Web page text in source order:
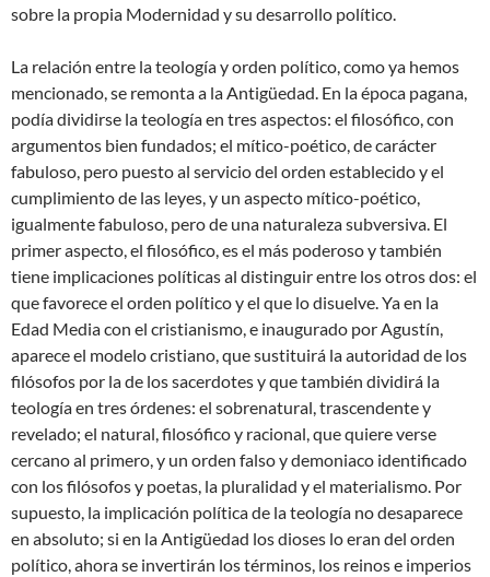
sobre la propia Modernidad y su desarrollo político.
La relación entre la teología y orden político, como ya hemos
mencionado, se remonta a la Antigüedad. En la época pagana,
podía dividirse la teología en tres aspectos: el filosófico, con
argumentos bien fundados; el mítico-poético, de carácter
fabuloso, pero puesto al servicio del orden establecido y el
cumplimiento de las leyes, y un aspecto mítico-poético,
igualmente fabuloso, pero de una naturaleza subversiva. El
primer aspecto, el filosófico, es el más poderoso y también
tiene implicaciones políticas al distinguir entre los otros dos: el
que favorece el orden político y el que lo disuelve. Ya en la
Edad Media con el cristianismo, e inaugurado por Agustín,
aparece el modelo cristiano, que sustituirá la autoridad de los
filósofos por la de los sacerdotes y que también dividirá la
teología en tres órdenes: el sobrenatural, trascendente y
revelado; el natural, filosófico y racional, que quiere verse
cercano al primero, y un orden falso y demoniaco identificado
con los filósofos y poetas, la pluralidad y el materialismo. Por
supuesto, la implicación política de la teología no desaparece
en absoluto; si en la Antigüedad los dioses lo eran del orden
político, ahora se invertirán los términos, los reinos e imperios